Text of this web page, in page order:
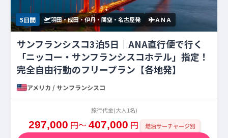
5日間 羽田・成田・伊丹・関空・名古屋発 ＡＮＡ
サンフランシスコ3泊5日｜ANA直行便で行く
「ニッコー・サンフランシスコホテル」指定！
完全自由行動のフリープラン【各地発】
アメリカ / サンフランシスコ
旅行代金(大人1名)
297,000 円〜407,000 円 燃油サーチャージ別